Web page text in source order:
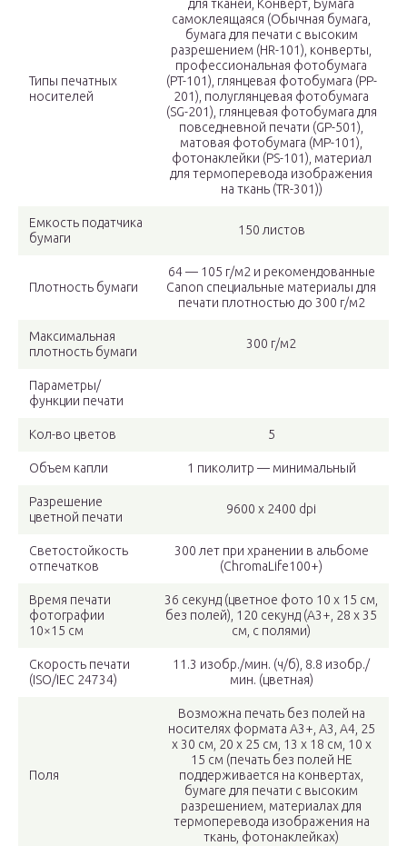
Типы печатных
носителей
для тканей, Конверт, Бумага
самоклеящаяся (Обычная бумага,
бумага для печати с высоким
разрешением (HR-101), конверты,
профессиональная фотобумага
(PT-101), глянцевая фотобумага (PP-
201), полуглянцевая фотобумага
(SG-201), глянцевая фотобумага для
повседневной печати (GP-501),
матовая фотобумага (MP-101),
фотонаклейки (PS-101), материал
для термоперевода изображения
на ткань (TR-301))
Емкость податчика
бумаги
150 листов
Плотность бумаги
64 — 105 г/м2 и рекомендованные
Canon специальные материалы для
печати плотностью до 300 г/м2
Максимальная
плотность бумаги
300 г/м2
Параметры/
функции печати
Кол-во цветов 5
Объем капли 1 пиколитр — минимальный
Разрешение
цветной печати
9600 x 2400 dpi
Светостойкость
отпечатков
300 лет при хранении в альбоме
(ChromaLife100+)
Время печати
фотографии
10×15 см
36 секунд (цветное фото 10 x 15 см,
без полей), 120 секунд (A3+, 28 x 35
см, с полями)
Скорость печати
(ISO/IEC 24734)
11.3 изобр./мин. (ч/б), 8.8 изобр./
мин. (цветная)
Поля
Возможна печать без полей на
носителях формата A3+, A3, A4, 25
x 30 см, 20 x 25 см, 13 x 18 см, 10 x
15 см (печать без полей НЕ
поддерживается на конвертах,
бумаге для печати с высоким
разрешением, материалах для
термоперевода изображения на
ткань, фотонаклейках)